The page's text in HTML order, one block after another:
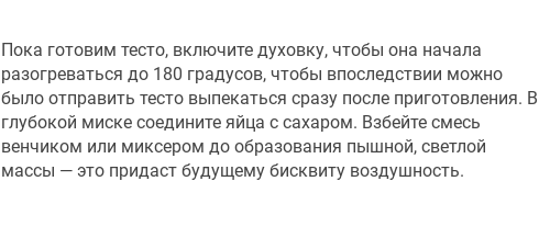
Пока готовим тесто, включите духовку, чтобы она начала
разогреваться до 180 градусов, чтобы впоследствии можно
было отправить тесто выпекаться сразу после приготовления. В
глубокой миске соедините яйца с сахаром. Взбейте смесь
венчиком или миксером до образования пышной, светлой
массы — это придаст будущему бисквиту воздушность.